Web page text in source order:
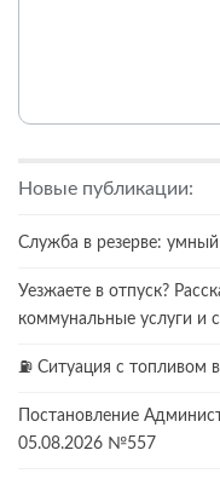
Новые публикации:
Служба в резерве:
Уезжаете в отпуск?
коммунальные услуги и
⛽️ Ситуация с топливом
Постановление
05.08.2026 №557